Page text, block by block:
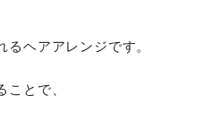
ヘアアレンジです。
とで、